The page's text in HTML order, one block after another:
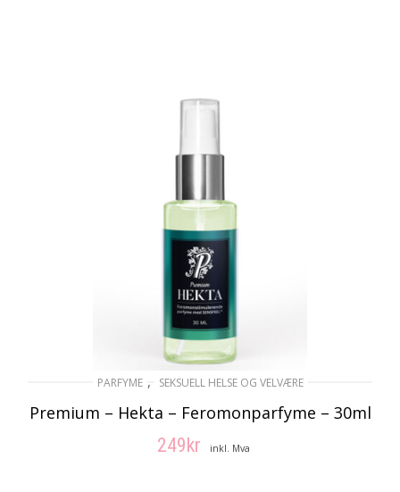
PARFYME , SEKSUELL HELSE OG VELVÆRE
Premium – Hekta – Feromonparfyme – 30ml
249kr inkl. Mva